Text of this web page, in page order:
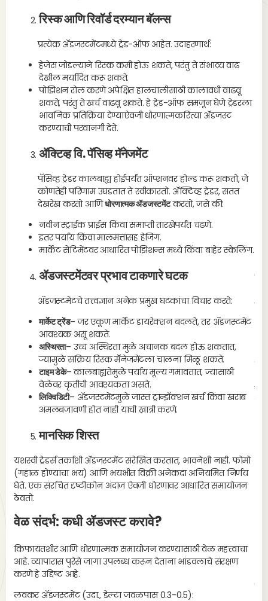
रिस्क आणि रिवॉर्ड दरम्यान बॅलन्स
प्रत्येक ॲडजस्टमेंटमध्ये ट्रेड-ऑफ आहेत. उदाहरणार्थ:
हेजेस जोडल्याने रिस्क कमी होऊ शकते, परंतु ते संभाव्य वाढ
देखील मर्यादित करू शकते.
पोझिशन रोल करणे अपेक्षित हालचालीसाठी कालावधी वाढवू
शकते, परंतु ते खर्च वाढवू शकते. हे ट्रेड-ऑफ समजून घेणे ट्रेडरला
भावनिक प्रतिक्रिया देण्याऐवजी धोरणात्मकरित्या ॲडजस्ट
करण्याची परवानगी देते.
ॲक्टिव्ह वि. पॅसिव्ह मॅनेजमेंट
पॅसिव्ह ट्रेडर कालबाह्य होईपर्यंत ऑप्शनवर होल्ड करू शकतो, जे
कोणतेही परिणाम उघडतात ते स्वीकारतो. ॲक्टिव्ह ट्रेडर, सतत
देखरेख करतो आणिधोरणात्मक ॲडजस्टमेंटकरतो, जसे की:
नवीन स्ट्राईक प्राईस किंवा समाप्ती तारखेपर्यंत चढणे.
इतर पर्याय किंवा मालमत्तांसह हेजिंग.
मार्केट सेंटिमेंटवर आधारित पोझिशन्स मध्ये किंवा बाहेर स्केलिंग.
ॲडजस्टमेंटवर प्रभाव टाकणारे घटक
ॲडजस्टमेंटचे तत्त्वज्ञान अनेक प्रमुख घटकांचा विचार करते:
मार्केट ट्रेंड– जर एकूण मार्केट डायरेक्शन बदलते, तर ॲडजस्टमेंट
आवश्यक असू शकते.
अस्थिरता– उच्च अस्थिरता मुळे अचानक बदल होऊ शकतात,
ज्यामुळे सक्रिय रिस्क मॅनेजमेंटला चालना मिळू शकते.
टाइम डेके– कालबाह्यतेमुळे पर्याय मूल्य गमावतात, ज्यासाठी
वेळेवर कृतीची आवश्यकता असते.
लिक्विडिटी– ॲडजस्टमेंटमुळे जास्त ट्रान्झॅक्शन खर्च किंवा खराब
अंमलबजावणी होत नाही याची खात्री करणे.
मानसिक शिस्त
यशस्वी ट्रेडर्स तर्काशी ॲडजस्टमेंट संरेखित करतात, भावनेशी नाही. फोमो
(गहाळ होण्याचा भय) आणि भयभीत विक्री अनेकदा अनियमित निर्णय
घेते. एक संरचित दृष्टीकोन अंदाज ऐवजी धोरणावर आधारित समायोजन
ठेवतो.
वेळ संदर्भ: कधी ॲडजस्ट करावे?
किफायतशीर आणि धोरणात्मक समायोजन करण्यासाठी वेळ महत्त्वाचा
आहे. व्यापारास पुरेसे जागा उपलब्ध करून देताना भांडवलाचे संरक्षण
करणे हे उद्दिष्ट आहे.
लवकर ॲडजस्टमेंट (उदा., डेल्टा जवळपास 0.3-0.5):